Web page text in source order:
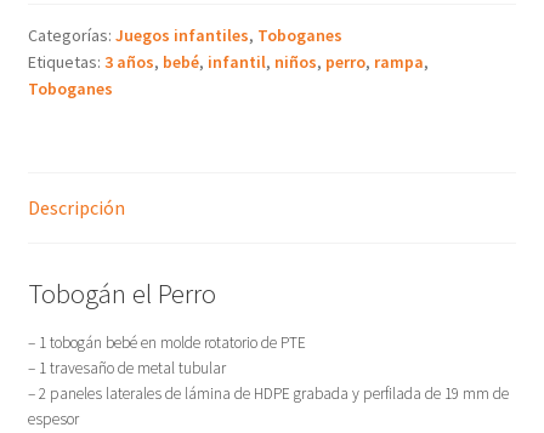
Categorías: Juegos infantiles, Toboganes
Etiquetas: 3 años, bebé, infantil, niños, perro, rampa,
Toboganes
Descripción
Tobogán el Perro
– 1 tobogán bebé en molde rotatorio de PTE
– 1 travesaño de metal tubular
– 2 paneles laterales de lámina de HDPE grabada y perfilada de 19 mm de
espesor